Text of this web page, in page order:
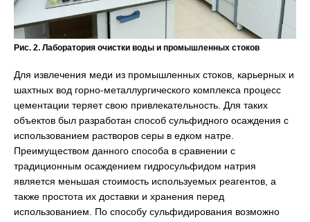
Рис. 2. Лаборатория очистки воды и промышленных стоков
Для извлечения меди из промышленных стоков, карьерных и
шахтных вод горно-металлургического комплекса процесс
цементации теряет свою привлекательность. Для таких
объектов был разработан способ сульфидного осаждения с
использованием растворов серы в едком натре.
Преимуществом данного способа в сравнении с
традиционным осаждением гидросульфидом натрия
является меньшая стоимость используемых реагентов, а
также простота их доставки и хранения перед
использованием. По способу сульфидирования возможно